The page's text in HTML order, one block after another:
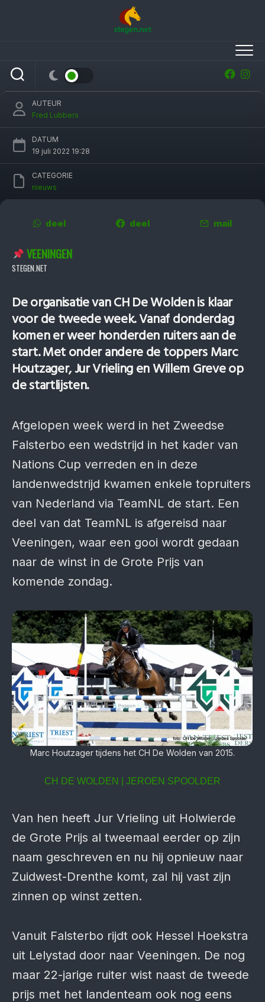
Houtzager, Vrieling en Greve op startlijst CH
De Wolden
AUTEUR
Fred Lubbers
DATUM
19 juli 2022 19:28
CATEGORIE
nieuws
deel deel mail
VEENINGEN
STEGEN.NET
De organisatie van CH De Wolden is klaar
voor de tweede week. Vanaf donderdag
komen er weer honderden ruiters aan de
start. Met onder andere de toppers Marc
Houtzager, Jur Vrieling en Willem Greve op
de startlijsten.
Afgelopen week werd in het Zweedse
Falsterbo een wedstrijd in het kader van
Nations Cup verreden en in deze
landenwedstrijd kwamen enkele topruiters
van Nederland via TeamNL de start. Een
deel van dat TeamNL is afgereisd naar
Veeningen, waar een gooi wordt gedaan
naar de winst in de Grote Prijs van
komende zondag.
Marc Houtzager tijdens het CH De Wolden van 2015.
CH DE WOLDEN | JEROEN SPOOLDER
Van hen heeft Jur Vrieling uit Holwierde
de Grote Prijs al tweemaal eerder op zijn
naam geschreven en nu hij opnieuw naar
Zuidwest-Drenthe komt, zal hij vast zijn
zinnen op winst zetten.
Vanuit Falsterbo rijdt ook Hessel Hoekstra
uit Lelystad door naar Veeningen. De nog
maar 22-jarige ruiter wist naast de tweede
prijs met het landenteam ook nog eens